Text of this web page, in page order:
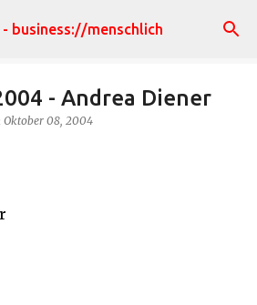
zum Hauptbereich
- business://menschlich
- Andrea Diener
Oktober 08, 2004